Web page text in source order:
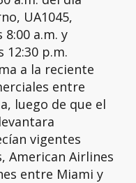
UA1045,
8:00 a.m. y
p.m.
a la reciente
entre
luego de que el
vigentes
American Airlines
entre Miami y